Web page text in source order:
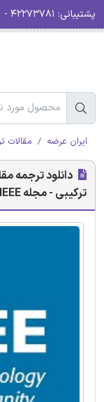
پشتیبانی:
ایران عرضه مقالات
دانلود ترجمه
ترکیبی - مجله IEEE